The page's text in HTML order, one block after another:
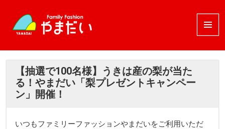
メニュ
ーとウ
【抽選で100名様】うきは産の梨が当た
る！やまだい「梨プレゼントキャンペー
ン」開催！
いつもファミリーファッションやまだいをご利用いただ